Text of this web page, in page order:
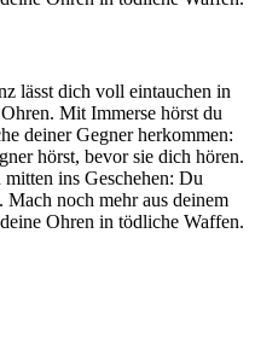
lässt dich voll eintauchen in
Mit Immerse hörst du
deiner Gegner herkommen:
hörst, bevor sie dich hören.
ins Geschehen: Du
noch mehr aus deinem
Ohren in tödliche Waffen.